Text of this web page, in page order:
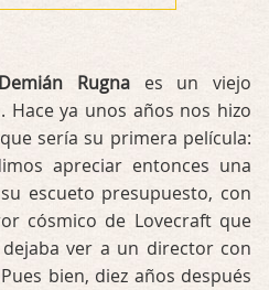
Demián Rugnaes un viejo
Hace ya unos años nos hizo
sería su primera película:
apreciar entonces una
escueto presupuesto, con
cósmico de Lovecraft que
ver a un director con
bien, diez años después